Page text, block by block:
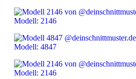
Modell: 2146
Modell: 4847
Modell: 2146